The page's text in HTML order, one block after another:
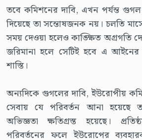
তবে কমিশনের দাবি, এখন পর্যন্ত গুগল
দিয়েছে তা সন্তোষজনক নয়। চলতি
সময় দেওয়া হলেও কাঙ্ক্ষিত অগ্রগতি
জরিমানা হলে সেটিই হবে এ
শাস্তি।
অন্যদিকে গুগলের দাবি, ইউরোপীয়
সেবায় যে পরিবর্তন আনা হয়েছে
অভিজ্ঞতা ক্ষতিগ্রস্ত হয়েছে।
পরিবর্তনের ফলে ইউরোপের